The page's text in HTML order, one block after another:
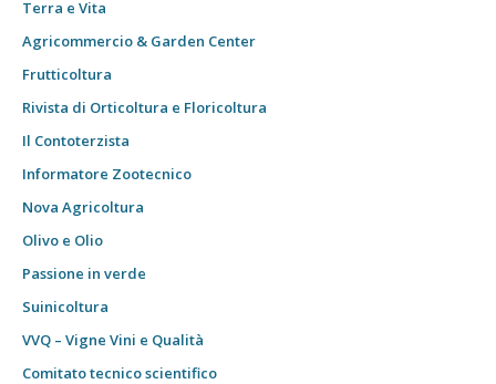
Terra e Vita
Agricommercio & Garden Center
Frutticoltura
Rivista di Orticoltura e Floricoltura
Il Contoterzista
Informatore Zootecnico
Nova Agricoltura
Olivo e Olio
Passione in verde
Suinicoltura
VVQ – Vigne Vini e Qualità
Comitato tecnico scientifico